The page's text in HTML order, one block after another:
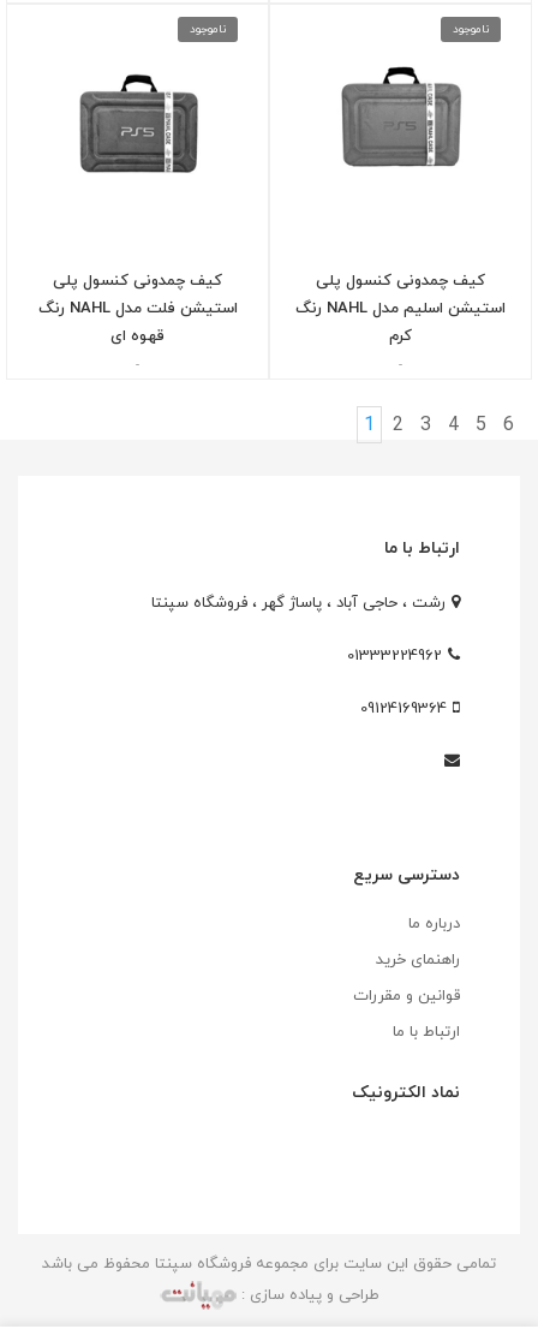
ناموجود
کیف چمدونی کنسول پلی
استیشن اسلیم مدل NAHL رنگ
کرم
-
ناموجود
کیف چمدونی کنسول پلی
استیشن فلت مدل NAHL رنگ
قهوه ای
-
1 2 3 4 5 6
ارتباط با ما
رشت ، حاجی آباد ، پاساژ گهر ، فروشگاه سپنتا
01333224962
09124169364
دسترسی سریع
درباره ما
راهنمای خرید
قوانین و مقررات
ارتباط با ما
نماد الکترونیک
تمامی حقوق این سایت برای مجموعه فروشگاه سپنتا محفوظ می باشد
طراحی و پیاده سازی :